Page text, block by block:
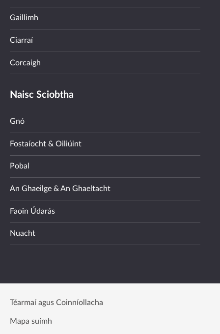
Gaillimh
Ciarraí
Corcaigh
Naisc Sciobtha
Gnó
Fostaíocht & Oiliúint
Pobal
An Ghaeilge & An Ghaeltacht
Faoin Údarás
Nuacht
Téarmaí agus Coinníollacha
Mapa suímh